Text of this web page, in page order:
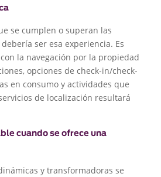
se cumplen o superan las
ser esa experiencia. Es
la navegación por la propiedad
opciones de check-in/check-
en consumo y actividades que
de localización resultará
cuando se ofrece una
y transformadoras se